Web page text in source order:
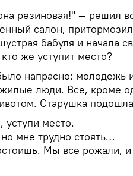
резиновая!" — решил
салон,
бабуля и начала
же уступит место?
напрасно: молодежь
люди. Все, кроме
Старушка
место.
мне трудно стоять…
Мы все рожали, и